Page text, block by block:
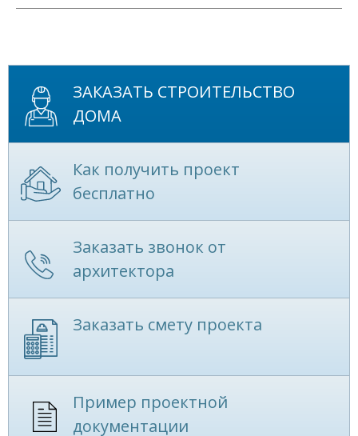
ЗАКАЗАТЬ СТРОИТЕЛЬСТВО
ДОМА
Как получить проект
бесплатно
Заказать звонок от
архитектора
Заказать смету проекта
Пример проектной
документации